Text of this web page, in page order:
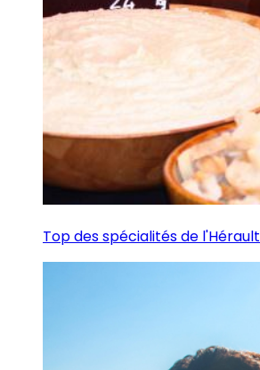
Top des spécialités de l'Hérault